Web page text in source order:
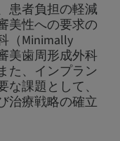
患者負担の軽減
美性への要求の
（Minimally
美歯周形成外科
た、インプラン
課題として、
治療戦略の確立